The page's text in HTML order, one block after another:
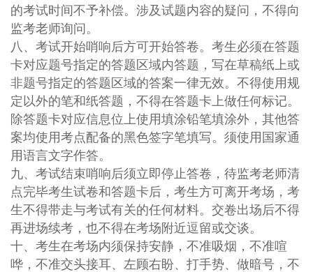
的考试时间不予补偿。涉及试题内容的疑问，不得向
监考老师询问。
八、考试开始哨响后方可开始答卷。考生必须在答题
卡对应题号指定的答题区域内答题，写在草稿纸上或
非题号指定的答题区域的答案一律无效。不得使用规
定以外的笔和纸答题，不得在答题卡上做任何标记。
除答题卡对应信息位上使用填涂铅笔填涂外，其他答
案均使用考点配备的黑色签字笔填写。须使用国家通
用语言文字作答。
九、考试结束哨响后须立即停止答卷，待监考老师清
点完毕考生试卷和答题卡后，考生方可离开考场，考
生不得带走与考试有关的任何材料。交卷出场后不得
再进场续考，也不得在考场附近逗留或交谈。
十、考生在考场内须保持安静，不准吸烟，不准喧
哗，不准交头接耳、左顾右盼、打手势、做暗号，不